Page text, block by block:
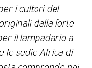
i cultori del
dalla forte
il lampadario a
le sedie Africa di